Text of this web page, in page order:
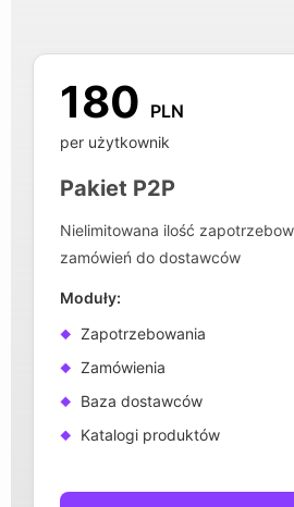
180 PLN
per użytkownik
Pakiet P2P
Nielimitowana ilość
zamówień do dostawców
Moduły:
Zapotrzebowania
Zamówienia
Baza dostawców
Katalogi produktów